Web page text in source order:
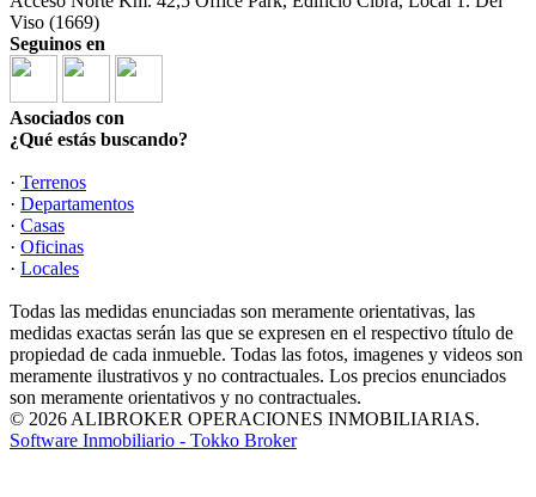
Viso (1669)
Seguinos en
Asociados con
¿Qué estás buscando?
· Terrenos
· Departamentos
· Casas
· Oficinas
· Locales
Todas las medidas enunciadas son meramente orientativas, las
medidas exactas serán las que se expresen en el respectivo título de
propiedad de cada inmueble. Todas las fotos, imagenes y videos son
meramente ilustrativos y no contractuales. Los precios enunciados
son meramente orientativos y no contractuales.
© 2026 ALIBROKER OPERACIONES INMOBILIARIAS.
Software Inmobiliario - Tokko Broker